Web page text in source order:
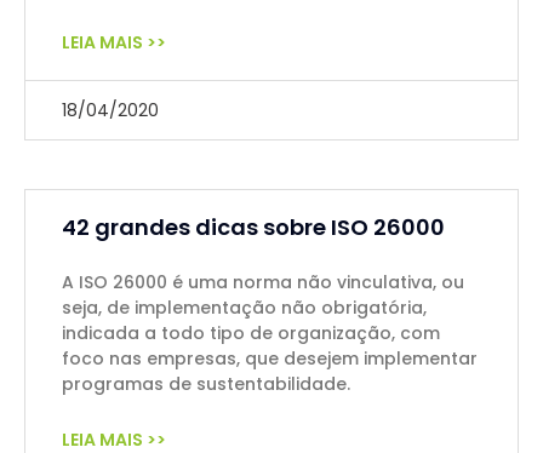
LEIA MAIS >>
18/04/2020
42 grandes dicas sobre ISO 26000
A ISO 26000 é uma norma não vinculativa, ou
seja, de implementação não obrigatória,
indicada a todo tipo de organização, com
foco nas empresas, que desejem implementar
programas de sustentabilidade.
LEIA MAIS >>